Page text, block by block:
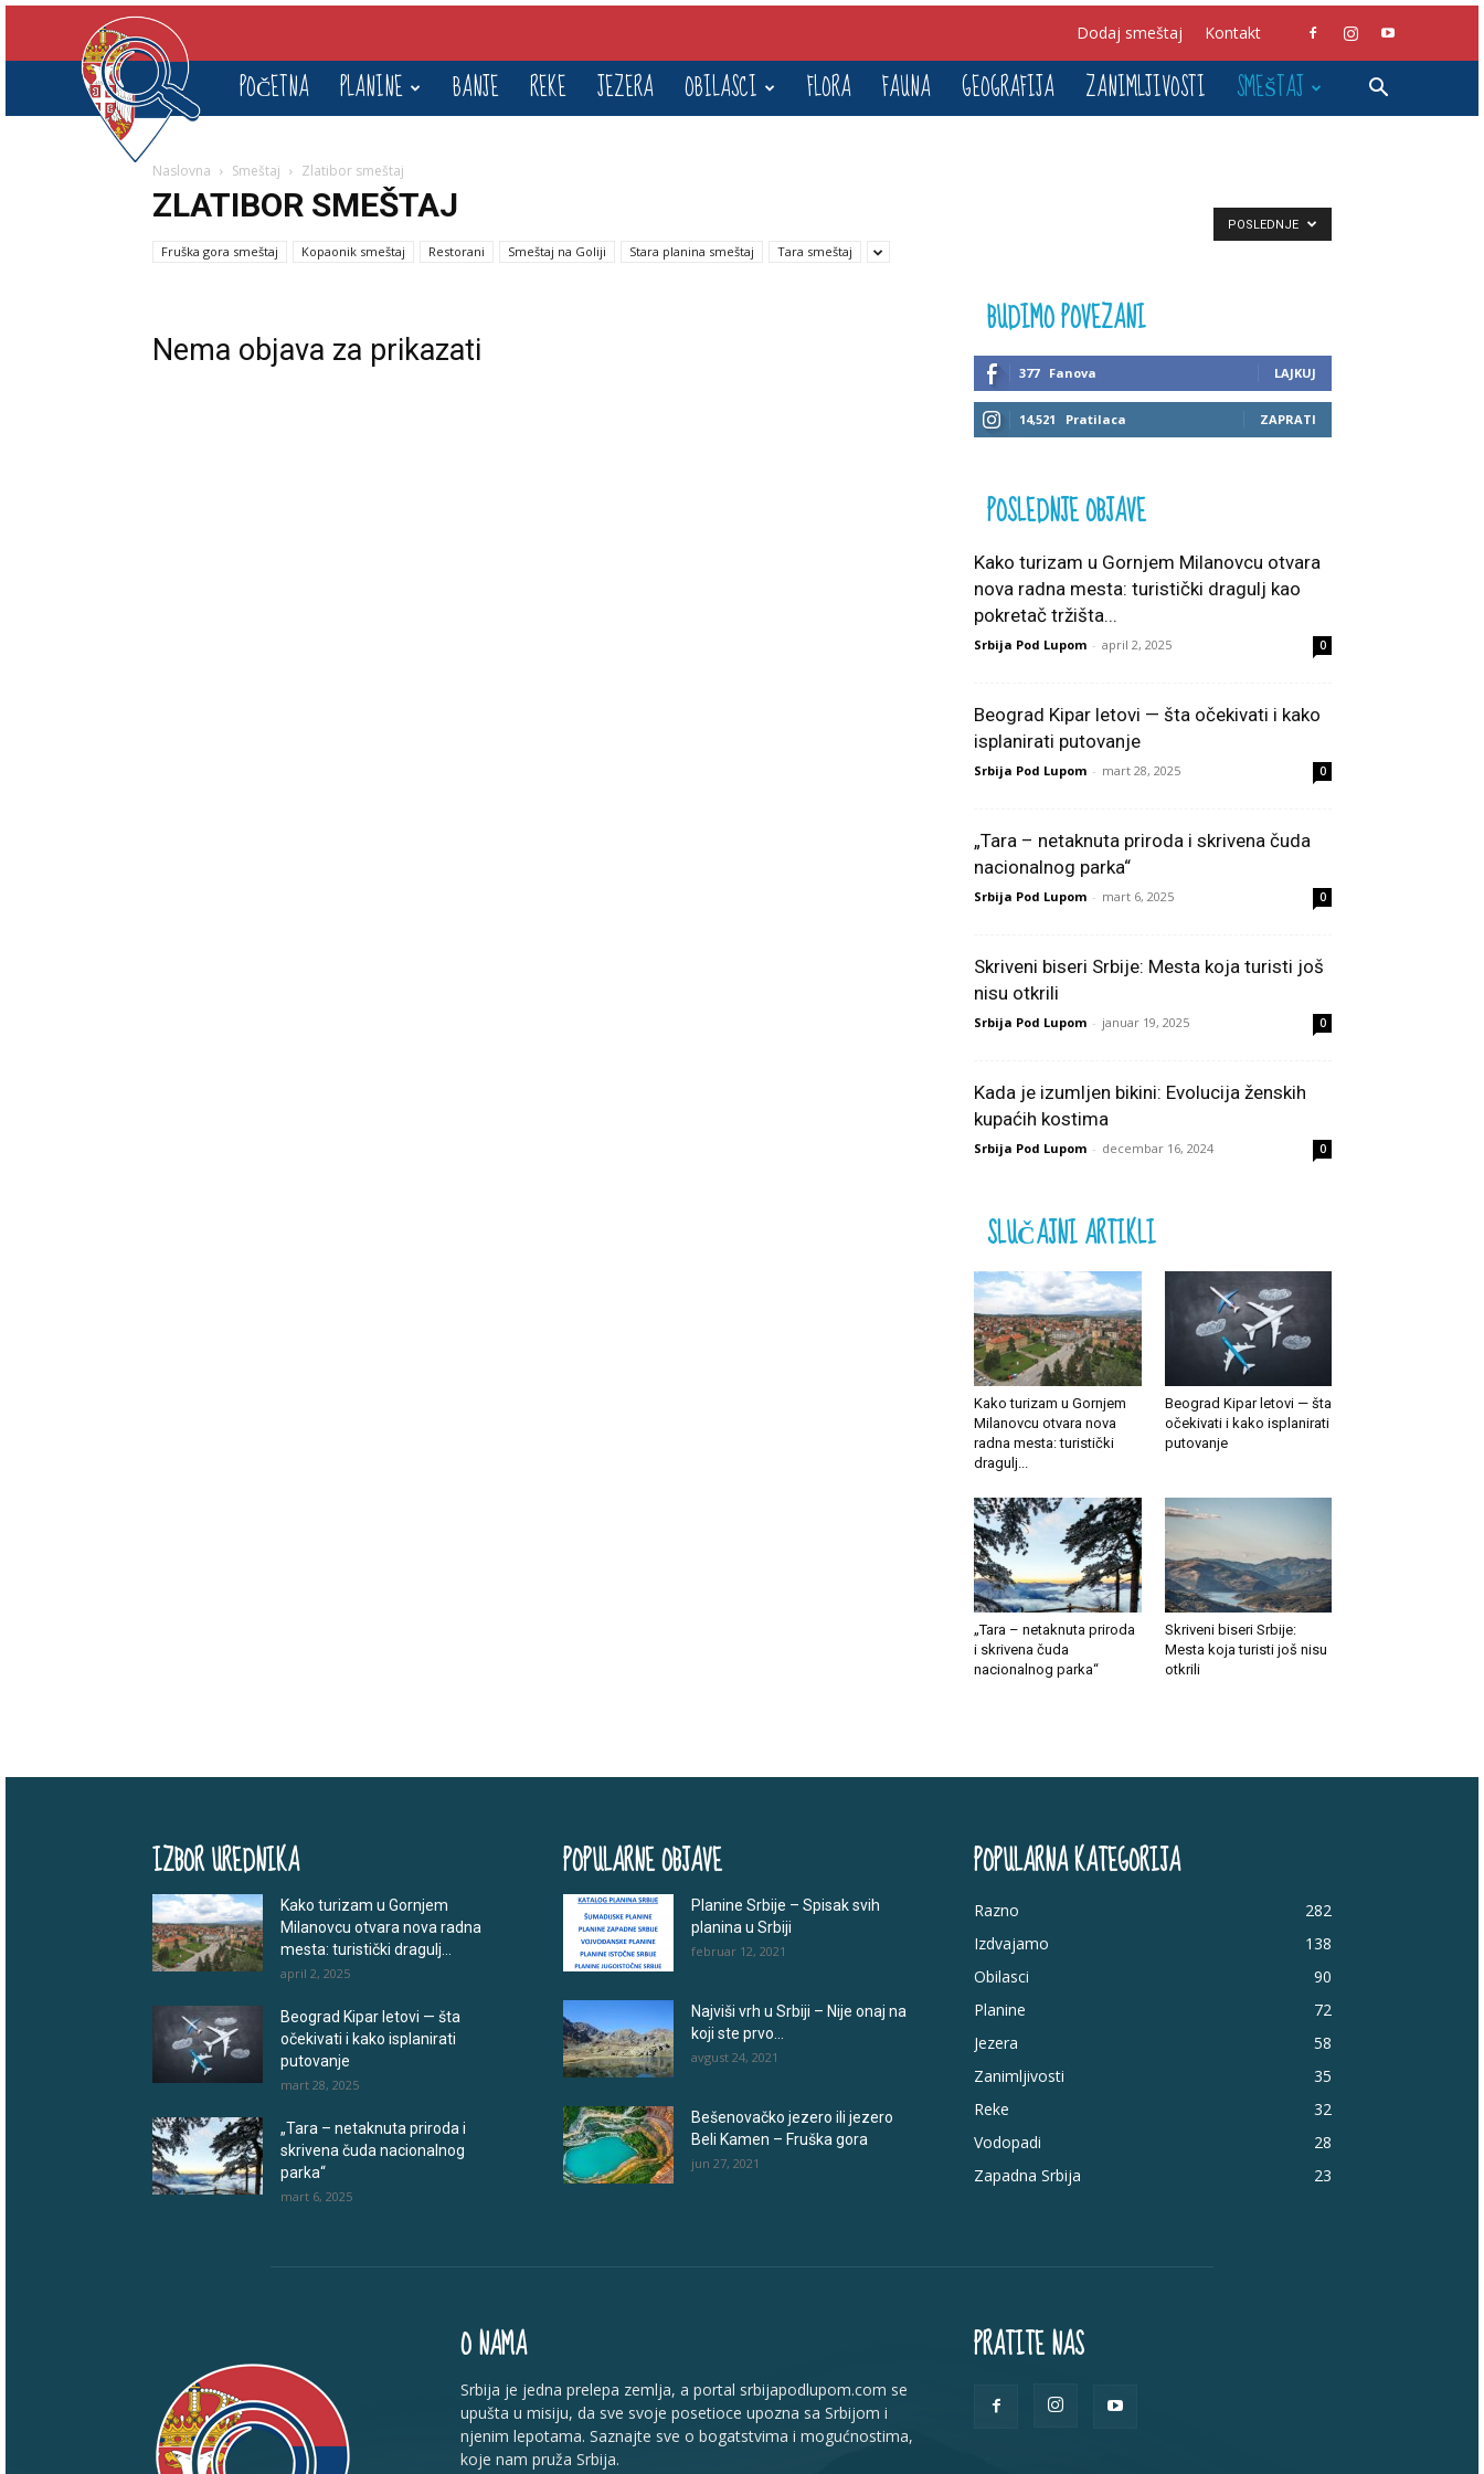
Dodaj smeštaj Kontakt
pod
Lupom
POČETNA PLANINE BANJE REKE JEZERA OBILASCI FLORA FAUNA GEOGRAFIJA ZANIMLJIVOSTI SMEŠTAJ
Naslovna Smeštaj Zlatibor smeštaj
ZLATIBOR SMEŠTAJ
Fruška gora smeštaj Kopaonik smeštaj Restorani Smeštaj na Goliji Stara planina smeštaj Tara smeštaj
POSLEDNJE
Nema objava za prikazati
BUDIMO POVEZANI
377 Fanova LAJKUJ
14,521 Pratilaca ZAPRATI
POSLEDNJE OBJAVE
Kako turizam u Gornjem Milanovcu otvara
nova radna mesta: turistički dragulj kao
pokretač tržišta...
Srbija Pod Lupom - april 2, 2025 0
Beograd Kipar letovi — šta očekivati i kako
isplanirati putovanje
Srbija Pod Lupom - mart 28, 2025 0
„Tara – netaknuta priroda i skrivena čuda
nacionalnog parka“
Srbija Pod Lupom - mart 6, 2025 0
Skriveni biseri Srbije: Mesta koja turisti još
nisu otkrili
Srbija Pod Lupom - januar 19, 2025 0
Kada je izumljen bikini: Evolucija ženskih
kupaćih kostima
Srbija Pod Lupom - decembar 16, 2024 0
SLUČAJNI ARTIKLI
Kako turizam u Gornjem
Milanovcu otvara nova
radna mesta: turistički
dragulj...
Beograd Kipar letovi — šta
očekivati i kako isplanirati
putovanje
„Tara – netaknuta priroda
i skrivena čuda
nacionalnog parka“
Skriveni biseri Srbije:
Mesta koja turisti još nisu
otkrili
IZBOR UREDNIKA
Kako turizam u Gornjem
Milanovcu otvara nova radna
mesta: turistički dragulj...
april 2, 2025
Beograd Kipar letovi — šta
očekivati i kako isplanirati
putovanje
mart 28, 2025
„Tara – netaknuta priroda i
skrivena čuda nacionalnog
parka“
mart 6, 2025
POPULARNE OBJAVE
Planine Srbije – Spisak svih
planina u Srbiji
februar 12, 2021
Najviši vrh u Srbiji – Nije onaj na
koji ste prvo...
avgust 24, 2021
Bešenovačko jezero ili jezero
Beli Kamen – Fruška gora
jun 27, 2021
POPULARNA KATEGORIJA
Razno
282
Izdvajamo
138
Obilasci
90
Planine
72
Jezera
58
Zanimljivosti
35
Reke
32
Vodopadi
28
Zapadna Srbija
23
O NAMA
Srbija je jedna prelepa zemlja, a portal srbijapodlupom.com se
upušta u misiju, da sve svoje posetioce upozna sa Srbijom i
njenim lepotama. Saznajte sve o bogatstvima i mogućnostima,
koje nam pruža Srbija.
PRATITE NAS